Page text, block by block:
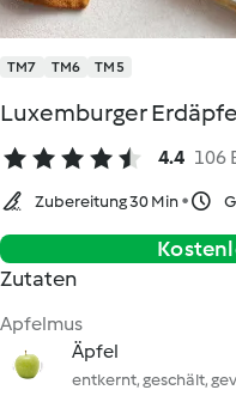
TM7 TM6 TM5
Luxemburger
4.4 106
Zubereitung 30 Min
Zutaten
Apfelmus
Äpfel
entkernt, geschält,